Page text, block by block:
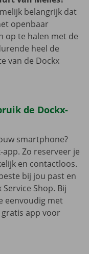
belangrijk dat
openbaar
op te halen met de
heel de
van de Dockx
de Dockx-
smartphone?
Zo reserveer je
en contactloos.
bij jou past en
Shop. Bij
eenvoudig met
app voor